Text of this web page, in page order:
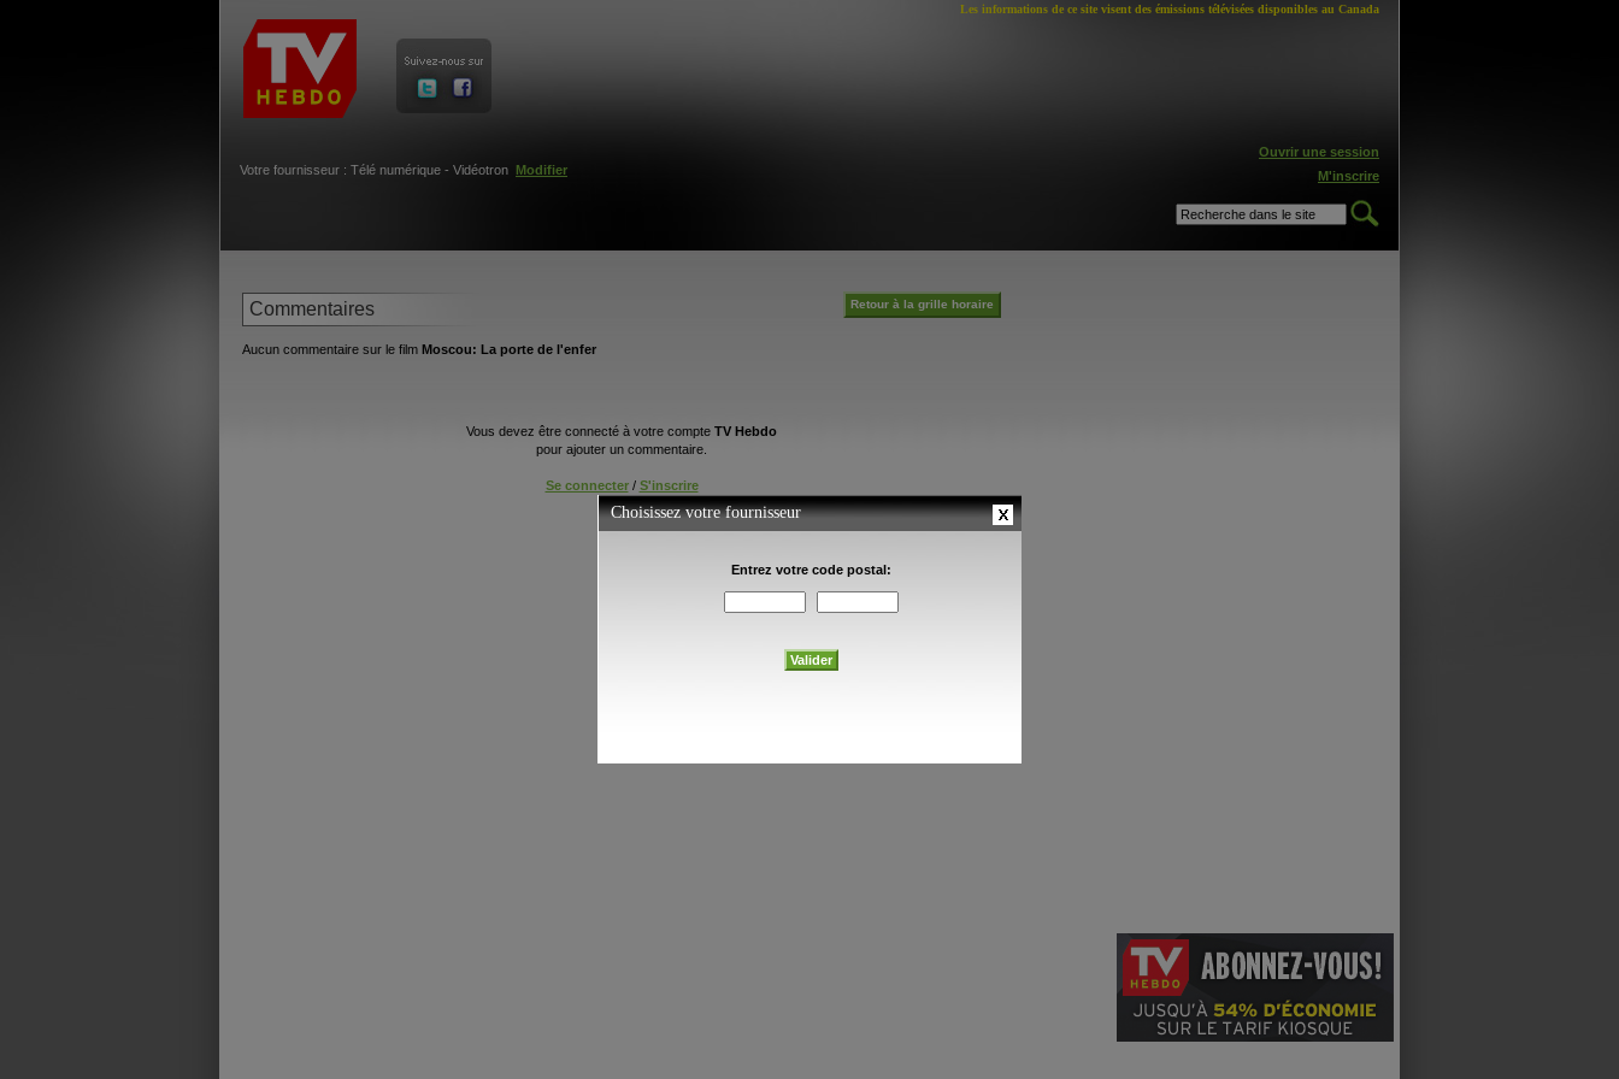
Les informations de ce site visent des émissions télévisées disponibles au Canada
Votre fournisseur : Télé numérique - Vidéotron Modifier
Ouvrir une session
M'inscrire
Commentaires Retour à la grille horaire
Aucun commentaire sur le film Moscou: La porte de l'enfer
Vous devez être connecté à votre compte TV Hebdo
pour ajouter un commentaire.
Se connecter/ S'inscrire